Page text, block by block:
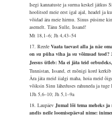
Isegi kannatuste ja surma keskel jätkus
hoolitsed meie eest igal ajal, headel ja
võidad ära meie hirmu. Sinus püsime
asemelt. Tänu Sulle, Issand!
Mt 18,1–6; Jh 4,43–54
17. ReedeVaata taevast alla ja näe
on su püha viha ja su võimsad teod?
Jeesus ütleb: Ma ei jäta teid
Tunnistan, Issand, et mõnigi kord
Ära jäta meid iialgi maha, hoia meid
võiksin Sinu läheduses rahuneda ja tuge
1Jh 5,6–10; Jh 5,1–9a
18. LaupäevJumal lõi tema meheks
andis neile loomisepäeval nime: